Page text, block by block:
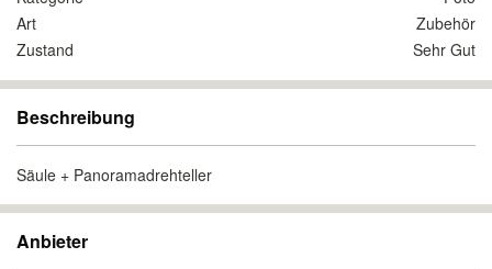
Art
Zubehör
Zustand
Sehr Gut
Beschreibung
Säule + Panoramadrehteller
Anbieter